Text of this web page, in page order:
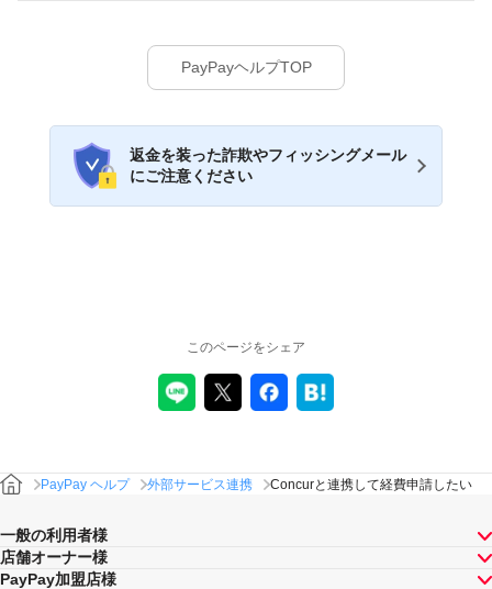
PayPayヘルプTOP
返金を装った詐欺やフィッシングメール
にご注意ください
このページをシェア
PayPay ヘルプ 外部サービス連携 Concurと連携して経費申請したい
一般の利用者様
店舗オーナー様
PayPay加盟店様